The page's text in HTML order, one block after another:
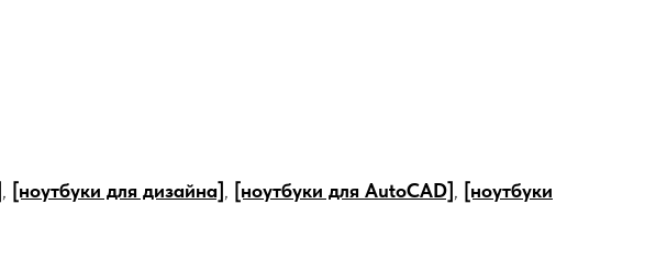
, [ноутбуки для дизайна], [ноутбуки для AutoCAD], [ноутбуки